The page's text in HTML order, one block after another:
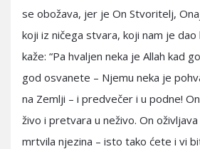
se obožava, jer je On Stvoritelj,
koji iz ničega stvara, koji nam je
kaže: “Pa hvaljen neka je Allah kad
god osvanete – Njemu neka je
na Zemlji – i predvečer i u podne!
živo i pretvara u neživo. On
mrtvila njezina – isto tako ćete i vi